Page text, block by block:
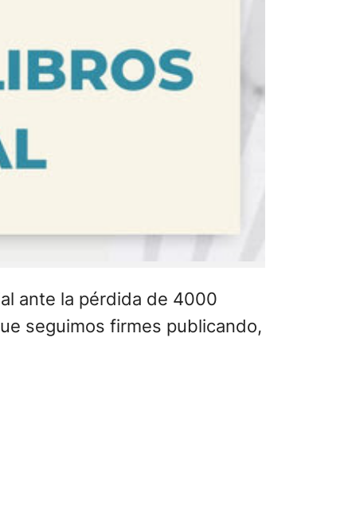
ante la pérdida de 4000
seguimos firmes publicando,